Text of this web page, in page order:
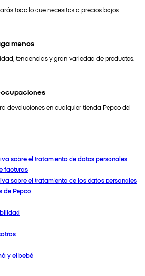
todo lo que necesitas a precios bajos.
menos
tendencias y gran variedad de productos.
devoluciones en cualquier tienda Pepco del
sobre el tratamiento de datos personales
facturas
sobre el tratamiento de los datos personales
de Pepco
y el bebé